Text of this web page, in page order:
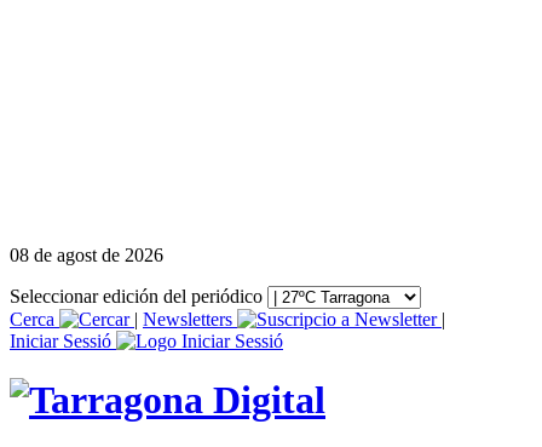
08 de agost de 2026
Seleccionar edición del periódico
Cerca
| Newsletters
|
Iniciar Sessió